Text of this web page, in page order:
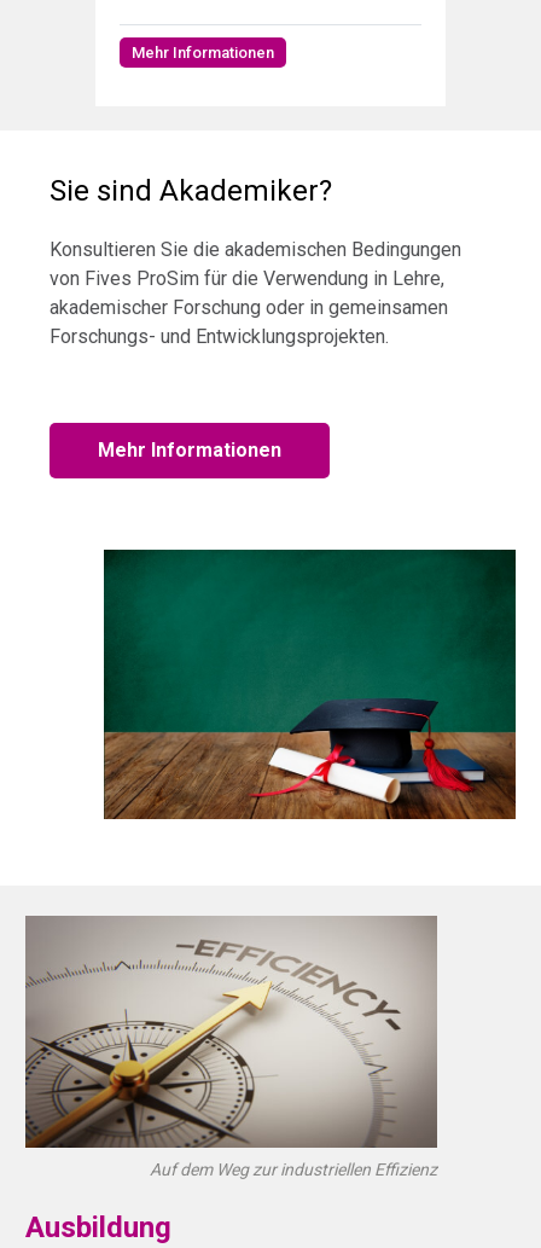
Mehr Informationen
Sie sind Akademiker?
Konsultieren Sie die akademischen Bedingungen
von Fives ProSim für die Verwendung in Lehre,
akademischer Forschung oder in gemeinsamen
Forschungs- und Entwicklungsprojekten.
Mehr Informationen
Auf dem Weg zur industriellen Effizienz
Ausbildung